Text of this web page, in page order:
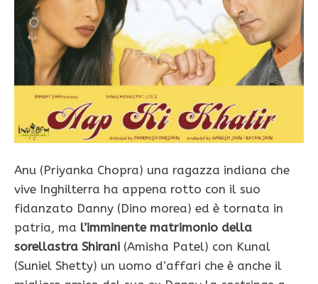
Anu (Priyanka Chopra) una ragazza indiana che
vive Inghilterra ha appena rotto con il suo
fidanzato Danny (Dino morea) ed è tornata in
patria, ma l’imminente matrimonio della
sorellastra Shirani (Amisha Patel) con Kunal
(Suniel Shetty) un uomo d’affari che è anche il